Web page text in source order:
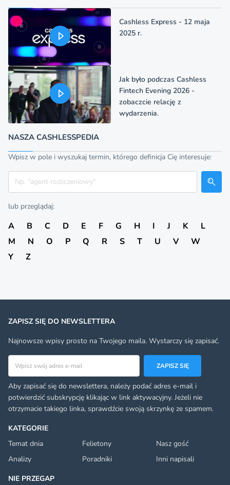
Cashless Express - 12 maja
2025 r.
Jak było podczas Cashless
Fintech Evening 2026 -
zobaczcie relację z
wydarzenia.
NASZA CASHLESSPEDIA
Wpisz w pole i wyszukaj termin, którego definicja Cię interesuje:
Szukaj
lub przeglądaj:
A B C D E F G H I J K
L
M
N O P Q R S T U V
W
Y
Z
KATEGORIE
Temat dnia
Felietony
Nasz gość
Analizy
Poradniki
Inni napisali
NIE PRZEGAP
ZAPISZ SIĘ DO NEWSLETTERA
Najnowsze wpisy prosto na Twojego maila. Wystarczy się zapisać.
ZAPISZ SIĘ
Aby zapisać się do newslettera, należy podać adres e-mail i
potwierdzić subskrypcję klikając w link aktywacyjny. Jeżeli nie
otrzymacie takiego linka, sprawdźcie swoją skrzynkę ze spamem.